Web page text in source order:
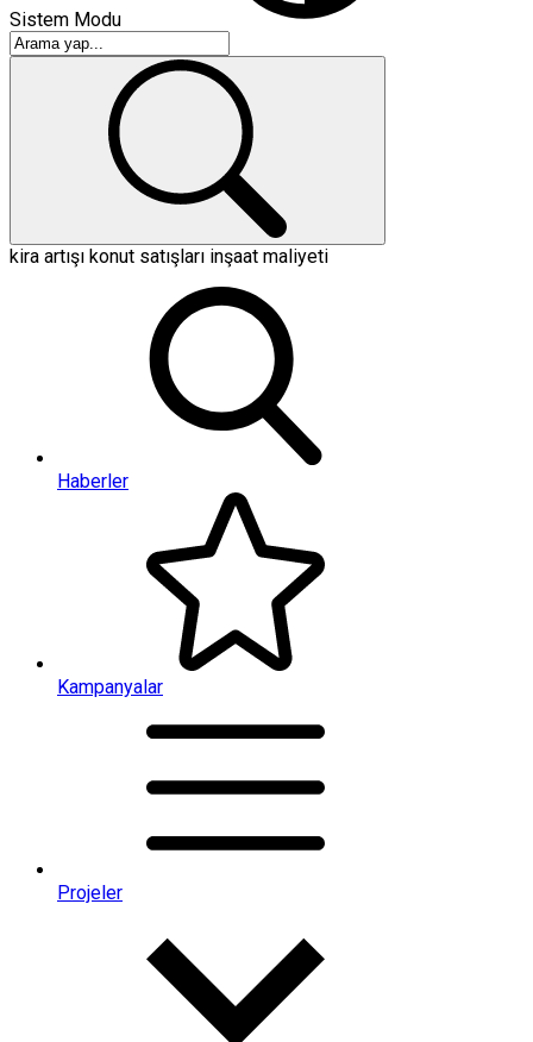
Sistem Modu
kira artışı konut satışları inşaat maliyeti
Haberler
Kampanyalar
Projeler